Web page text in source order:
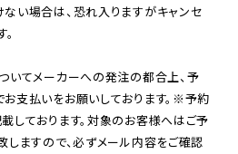
い場合は、恐れ入りますがキャンセ
てメーカーへの発注の都合上、予
支払いをお願いしております。※予約
しております。対象のお客様へはご予
しますので、必ずメール内容をご確認